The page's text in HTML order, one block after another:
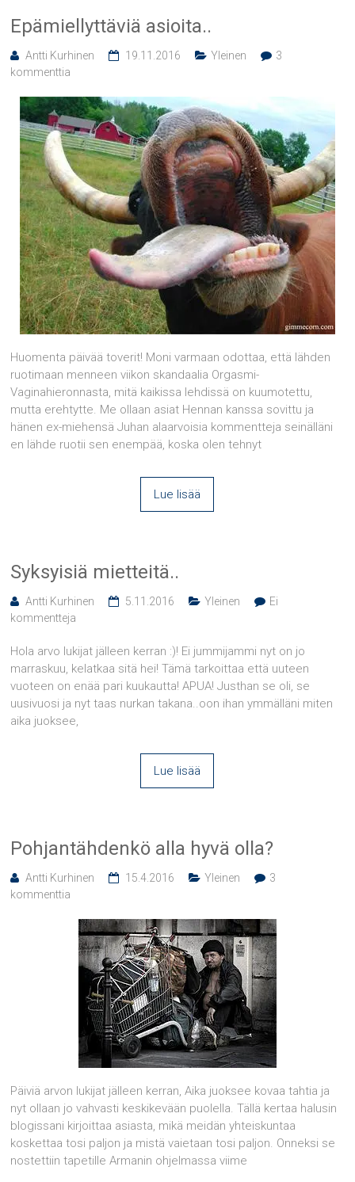
Epämiellyttäviä asioita..
Antti Kurhinen 19.11.2016 Yleinen
3
kommenttia
Huomenta päivää toverit! Moni varmaan odottaa, että lähden
ruotimaan menneen viikon skandaalia Orgasmi-
Vaginahieronnasta, mitä kaikissa lehdissä on kuumotettu,
mutta erehtytte. Me ollaan asiat Hennan kanssa sovittu ja
hänen ex-miehensä Juhan alaarvoisia kommentteja seinälläni
en lähde ruotii sen enempää, koska olen tehnyt
Lue lisää
Syksyisiä mietteitä..
Antti Kurhinen 5.11.2016 Yleinen
Ei
kommentteja
Hola arvo lukijat jälleen kerran :)! Ei jummijammi nyt on jo
marraskuu, kelatkaa sitä hei! Tämä tarkoittaa että uuteen
vuoteen on enää pari kuukautta! APUA! Justhan se oli, se
uusivuosi ja nyt taas nurkan takana..oon ihan ymmälläni miten
aika juoksee,
Lue lisää
Pohjantähdenkö alla hyvä olla?
Antti Kurhinen 15.4.2016 Yleinen
3
kommenttia
Päiviä arvon lukijat jälleen kerran, Aika juoksee kovaa tahtia ja
nyt ollaan jo vahvasti keskikevään puolella. Tällä kertaa halusin
blogissani kirjoittaa asiasta, mikä meidän yhteiskuntaa
koskettaa tosi paljon ja mistä vaietaan tosi paljon. Onneksi se
nostettiin tapetille Armanin ohjelmassa viime